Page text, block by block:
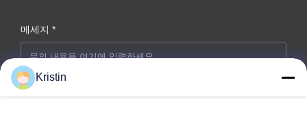
메세지 *
Kristin